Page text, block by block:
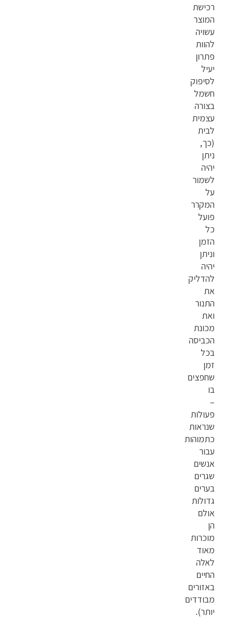
רכישת
המוצר
עשויה
להוות
פתרון
יעיל
לסיפוק
חשמל
בצורה
עצמית
לבית
(כך,
ניתן
יהיה
לשמור
על
המקרר
פועל
כל
הזמן
וניתן
יהיה
להדליק
את
התנור
ואת
מכונת
הכביסה
בכל
זמן
שחפצים
בו
–
פעולות
שנראות
כתמוהות
עבור
אנשים
שגרים
בערים
גדולות
אולם
הן
מוכרות
מאוד
לאלה
החיים
באזורים
מבודדים
יותר).